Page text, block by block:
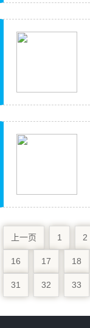
上一页 1 2
16 17 18
31 32 33